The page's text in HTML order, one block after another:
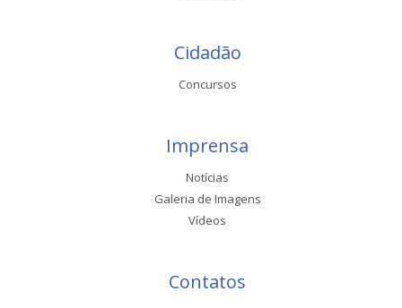
Cidadão
Concursos
Imprensa
Notícias
Galeria de Imagens
Vídeos
Contatos